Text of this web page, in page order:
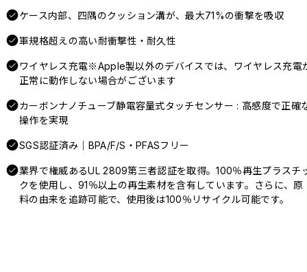
ケース内部、四隅のクッション溝が、最大71%の衝撃を吸収
軍規格超えの高い耐衝撃性・耐久性
ワイヤレス充電※Apple製以外のデバイスでは、ワイヤレス充電
正常に動作しない場合がございます
カーボンナノチューブ静電容量式タッチセンサー : 高感度で正確
操作を実現
SGS認証済み｜BPA/F/S・PFASフリー
業界で権威あるUL 2809第三者認証を取得。100％再生プラスチ
クを使用し、91％以上の再生素材を含有しています。さらに、原
料の由来を追跡可能で、使用後は100％リサイクル可能です。